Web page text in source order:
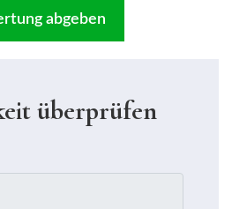
überprüfen